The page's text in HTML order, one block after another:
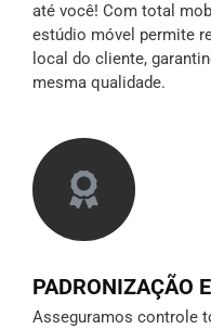
até você! Com total
estúdio móvel permite
local do cliente,
mesma qualidade.
PADRONIZAÇÃO
Asseguramos controle